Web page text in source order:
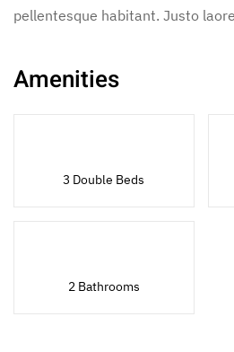
pellentesque habitant. Justo
Amenities
3 Double Beds
2 Bathrooms